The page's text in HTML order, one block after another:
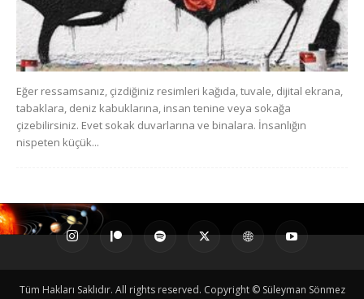
Eğer ressamsanız, çizdiğiniz resimleri kağıda, tuvale, dijital ekrana,
tabaklara, deniz kabuklarına, insan tenine veya sokağa
çizebilirsiniz. Evet sokak duvarlarına ve binalara. İnsanlığın
nispeten küçük...
Tüm Hakları Saklıdır. All rights reserved. Copyright © Süleyman Sönmez